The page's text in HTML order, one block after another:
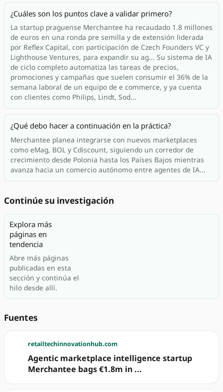
¿Cuáles son los puntos clave a validar primero?
La startup praguense Merchantee ha recaudado 1.8 millones
de euros en una ronda pre semilla y de extensión liderada
por Reflex Capital, con participación de Czech Founders VC y
Lighthouse Ventures, para expandir su ag... Su sistema de IA
de ciclo completo automatiza las tareas de precios,
promociones y campañas que suelen consumir el 36% de la
semana laboral de un equipo de e commerce, y ya cuenta
con clientes como Philips, Lindt, Sod...
¿Qué debo hacer a continuación en la práctica?
Merchantee planea integrarse con nuevos marketplaces
como eMag, BOL y Cdiscount, siguiendo un corredor de
crecimiento desde Polonia hasta los Países Bajos mientras
avanza hacia un comercio autónomo entre agentes de IA...
Continúe su investigación
Explora más
páginas en
tendencia
Abre más páginas
publicadas en esta
sección y continúa el
hilo desde allí.
Fuentes
retailtechinnovationhub.com
Agentic marketplace intelligence startup
Merchantee bags €1.8m in ...